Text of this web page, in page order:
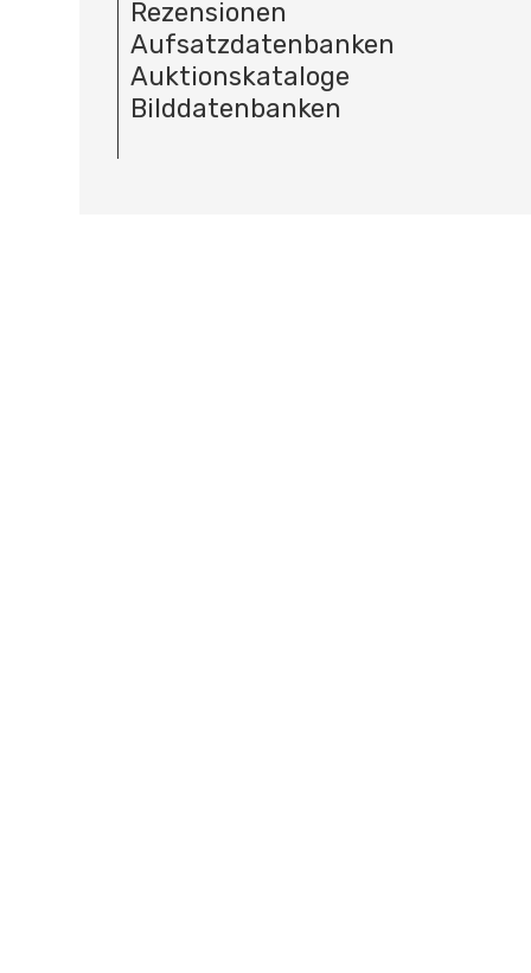
Rezensionen
Aufsatzdatenbanken
Auktionskataloge
Bilddatenbanken